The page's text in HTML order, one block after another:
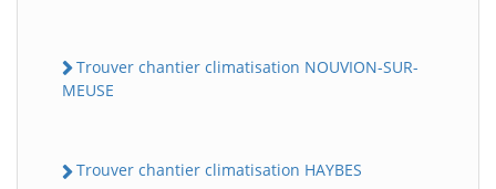
Trouver chantier climatisation NOUVION-SUR-
MEUSE
Trouver chantier climatisation HAYBES